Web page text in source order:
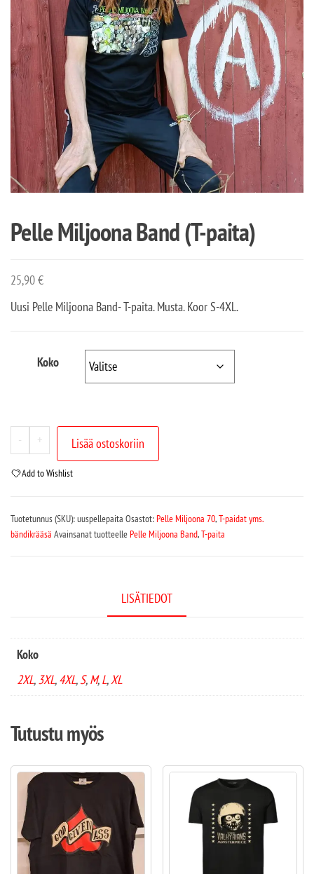
Pelle Miljoona Band (T-paita)
25,90€
Uusi Pelle Miljoona Band- T-paita. Musta. Koor S-4XL.
Koko
- + Lisää ostoskoriin
Add to Wishlist
Tuotetunnus (SKU):uuspellepaita Osastot:Pelle Miljoona 70,T-paidat yms.
bändikrääsä Avainsanat tuotteellePelle Miljoona Band,T-paita
LISÄTIEDOT
Koko
2XL,3XL,4XL,S,M,L,XL
Tutustu myös